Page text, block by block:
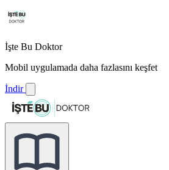
İşte Bu Doktor
Mobil uygulamada daha fazlasını keşfet
İndir